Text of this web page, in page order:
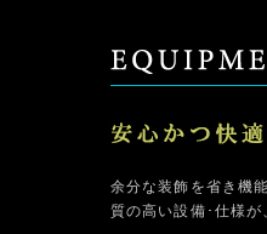
余分な装飾を省き機
質の高い設備･仕様が